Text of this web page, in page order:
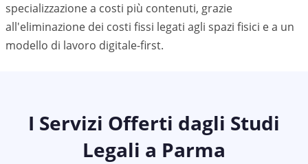
specializzazione a costi più contenuti, grazie
all'eliminazione dei costi fissi legati agli spazi fisici e a un
modello di lavoro digitale-first.
I Servizi Offerti dagli Studi
Legali a Parma